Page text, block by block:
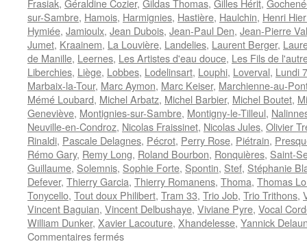
Frasiak, Géraldine Cozier, Gildas Thomas, Gilles Hérit,
sur-Sambre, Hamois, Harmignies, Hastière, Haulchin, Henri
Hymiée, Jamioulx, Jean Dubois, Jean-Paul Den, Jean-Pierre
Jumet, Kraainem, La Louvière, Landelies, Laurent Berger,
de Manille, Leernes, Les Artistes d'eau douce, Les Fils de
Liberchies, Liège, Lobbes, Lodelinsart, Louphi, Loverval, Lundi
Marbaix-la-Tour, Marc Aymon, Marc Keiser, Marchienne-au-
Mémé Loubard, Michel Arbatz, Michel Barbier, Michel Boutet,
Geneviève, Montignies-sur-Sambre, Montigny-le-Tilleul,
Neuville-en-Condroz, Nicolas Fraissinet, Nicolas Jules, Olivier
Rinaldi, Pascale Delagnes, Pécrot, Perry Rose, Piétrain,
Rémo Gary, Remy Long, Roland Bourbon, Ronquières, Saint-
Guillaume, Solemnis, Sophie Forte, Spontin, Stef, Stéphanie
Defever, Thierry Garcia, Thierry Romanens, Thoma, Thomas
Tonycello, Tout doux Philibert, Tram 33, Trio Job, Trio Trithons,
Vincent Baguian, Vincent Delbushaye, Viviane Pyre, Vocal
William Dunker, Xavier Lacouture, Xhandelesse, Yannick
Commentaires ferméssur